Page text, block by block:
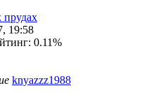
прудах
19:58
0.11%
knyazzz1988